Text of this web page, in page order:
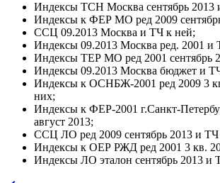
Индексы ТСН Москва сентябрь 2013
Индексы к ФЕР МО ред 2009
ССЦ 09.2013 Москва и ТЧ к ней;
Индексы 09.2013 Москва ред. 2001 и
Индексы ТЕР МО ред 2001 сентябрь
Индексы 09.2013 Москва бюджет и
Индексы к ОСНБЖ-2001 ред 2009 3
них;
Индексы к ФЕР-2001 г.Санкт-
август 2013;
ССЦ ЛО ред 2009 сентябрь 2013 и ТЧ
Индексы к ОЕР РЖД ред 2001 3 кв.
Индексы ЛО эталон сентябрь 2013 и